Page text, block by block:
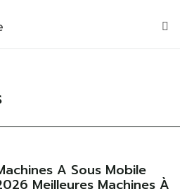
A Sous Mobile